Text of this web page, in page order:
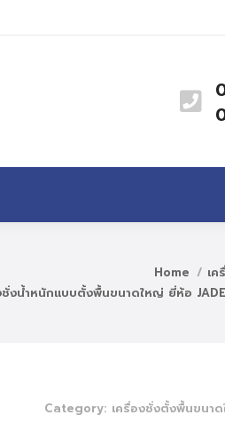
Home
เ
ชั่งน้ำหนักแบบตั้งพื้นขนาดใหญ่ ยี่ห้อ
Category: เครื่องชั่งตั้งพื้นขนา